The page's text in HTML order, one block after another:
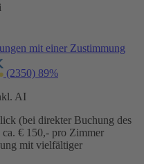
mit einer Zustimmung
(2350) 89%
AI
(bei direkter Buchung des
€ 150,- pro Zimmer
mit vielfältiger